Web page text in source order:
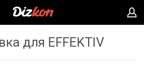
для EFFEKTIV